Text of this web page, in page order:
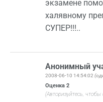
экзамене
халявному
СУПЕР!!!..
Анонимный
2008-06-10 14:54:02
Оценка 2
(Авторизуйтесь, чтобы